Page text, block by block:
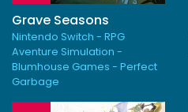
Grave Seasons
Nintendo Switch - RPG
Aventure Simulation -
Blumhouse Games - Perfect
Garbage